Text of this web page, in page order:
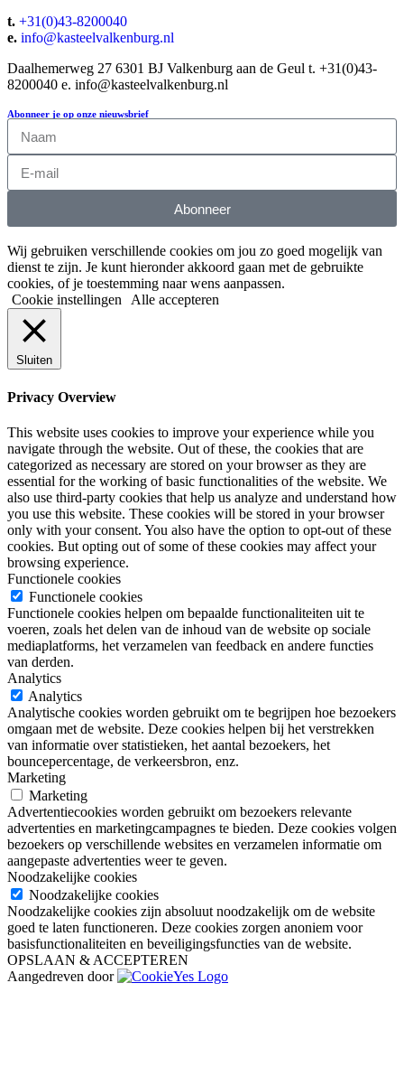
t. +31(0)43-8200040
e. info@kasteelvalkenburg.nl
Daalhemerweg 27 6301 BJ Valkenburg aan de Geul t. +31(0)43-
8200040 e. info@kasteelvalkenburg.nl
Abonneer je op onze nieuwsbrief
Abonneer
Wij gebruiken verschillende cookies om jou zo goed mogelijk van
dienst te zijn. Je kunt hieronder akkoord gaan met de gebruikte
cookies, of je toestemming naar wens aanpassen.
Cookie instellingen
Alle accepteren
Sluiten
Privacy Overview
This website uses cookies to improve your experience while you
navigate through the website. Out of these, the cookies that are
categorized as necessary are stored on your browser as they are
essential for the working of basic functionalities of the website. We
also use third-party cookies that help us analyze and understand how
you use this website. These cookies will be stored in your browser
only with your consent. You also have the option to opt-out of these
cookies. But opting out of some of these cookies may affect your
browsing experience.
Functionele cookies
Functionele cookies
Functionele cookies helpen om bepaalde functionaliteiten uit te
voeren, zoals het delen van de inhoud van de website op sociale
mediaplatforms, het verzamelen van feedback en andere functies
van derden.
Analytics
Analytics
Analytische cookies worden gebruikt om te begrijpen hoe bezoekers
omgaan met de website. Deze cookies helpen bij het verstrekken
van informatie over statistieken, het aantal bezoekers, het
bouncepercentage, de verkeersbron, enz.
Marketing
Marketing
Advertentiecookies worden gebruikt om bezoekers relevante
advertenties en marketingcampagnes te bieden. Deze cookies volgen
bezoekers op verschillende websites en verzamelen informatie om
aangepaste advertenties weer te geven.
Noodzakelijke cookies
Noodzakelijke cookies
Noodzakelijke cookies zijn absoluut noodzakelijk om de website
goed te laten functioneren. Deze cookies zorgen anoniem voor
basisfunctionaliteiten en beveiligingsfuncties van de website.
OPSLAAN & ACCEPTEREN
Aangedreven door